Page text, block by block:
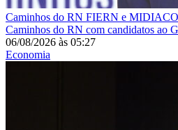
Caminhos do RN FIERN e
Caminhos do RN com candidatos ao
06/08/2026 às 05:27
Economia